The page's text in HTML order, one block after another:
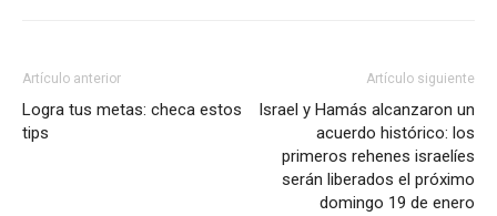
Artículo anterior
Logra tus metas: checa estos
tips
Artículo siguiente
Israel y Hamás alcanzaron un
acuerdo histórico: los
primeros rehenes israelíes
serán liberados el próximo
domingo 19 de enero